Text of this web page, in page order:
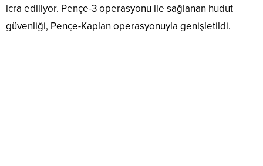
icra ediliyor. Pençe-3 operasyonu ile sağlanan hudut
güvenliği, Pençe-Kaplan operasyonuyla genişletildi.